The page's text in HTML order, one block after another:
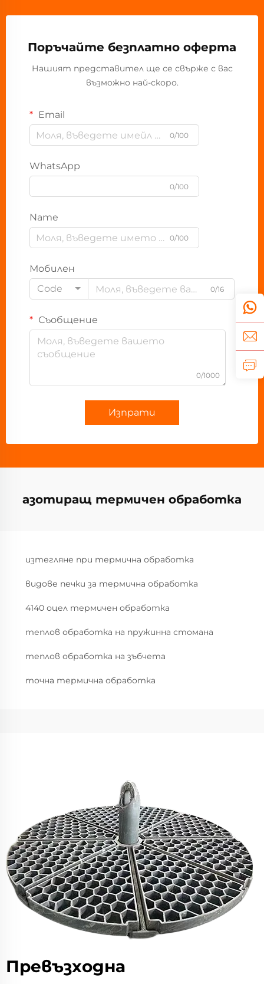
Поръчайте безплатно оферта
Нашият представител ще се свърже с вас
възможно най-скоро.
Email
0/100
WhatsApp
0/100
Name
0/100
Мобилен
Code
0/16
Съобщение
0/1000
Изпрати
азотиращ термичен обработка
изтегляне при термична обработка
видове печки за термична обработка
4140 оцел термичен обработка
теплов обработка на пружинна стомана
теплов обработка на зъбчета
точна термична обработка
Превъзходна